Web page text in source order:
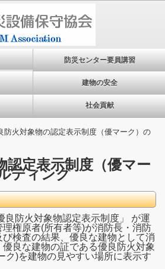
防災センター要員講習
建物の安全
社会貢献
防火対象物の認定表示制度（優マーク）の
認定表示制度（優マー
ティング
良防火対象物認定表示制度」 が運
権原者(所有者等)が消防長・消防
検査の結果、優良な建物として消
良な建物の証である優良防火対象
ク)を建物の見やすい場所に表示す